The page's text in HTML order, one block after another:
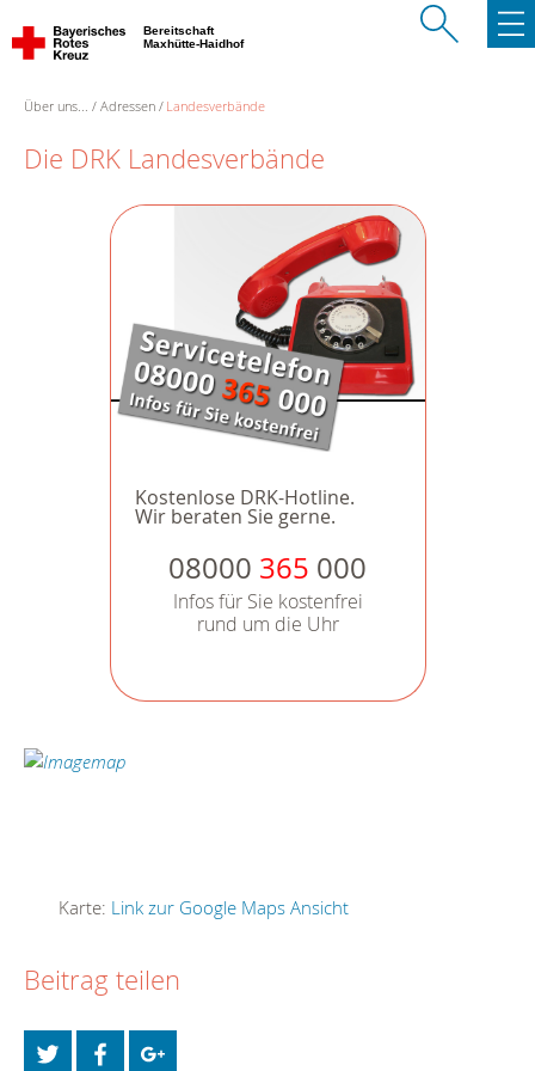
Bereitschaft
Maxhütte-Haidhof
Über uns... Adressen Landesverbände
Die DRK Landesverbände
Kostenlose DRK-Hotline.
Wir beraten Sie gerne.
08000 365 000
Infos für Sie kostenfrei
rund um die Uhr
Karte: Link zur Google Maps Ansicht
Beitrag teilen